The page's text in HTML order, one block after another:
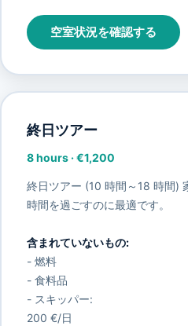
空室状況を確認する
終日ツアー
8 hours·€1,200
終日ツアー (10 時間～18 時間)
時間を過ごすのに最適です。
含まれていないもの:
- 燃料
- 食料品
- スキッパー:
200 €/日